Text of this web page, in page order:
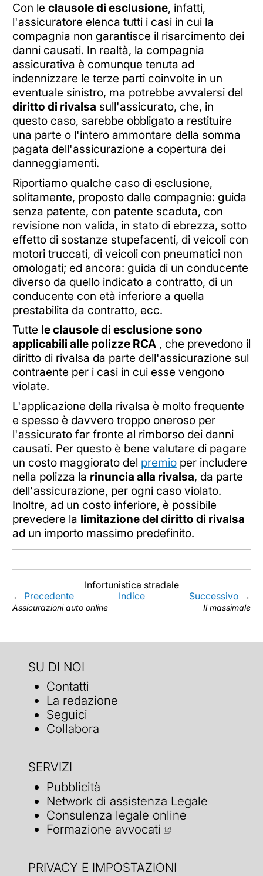
Con le clausole di esclusione, infatti,
l'assicuratore elenca tutti i casi in cui la
compagnia non garantisce il risarcimento dei
danni causati. In realtà, la compagnia
assicurativa è comunque tenuta ad
indennizzare le terze parti coinvolte in un
eventuale sinistro, ma potrebbe avvalersi del
diritto di rivalsa sull'assicurato, che, in
questo caso, sarebbe obbligato a restituire
una parte o l'intero ammontare della somma
pagata dell'assicurazione a copertura dei
danneggiamenti.
Riportiamo qualche caso di esclusione,
solitamente, proposto dalle compagnie: guida
senza patente, con patente scaduta, con
revisione non valida, in stato di ebrezza, sotto
effetto di sostanze stupefacenti, di veicoli con
motori truccati, di veicoli con pneumatici non
omologati; ed ancora: guida di un conducente
diverso da quello indicato a contratto, di un
conducente con età inferiore a quella
prestabilita da contratto, ecc.
Tutte le clausole di esclusione sono
applicabili alle polizze RCA, che prevedono il
diritto di rivalsa da parte dell'assicurazione sul
contraente per i casi in cui esse vengono
violate.
L'applicazione della rivalsa è molto frequente
e spesso è davvero troppo oneroso per
l'assicurato far fronte al rimborso dei danni
causati. Per questo è bene valutare di pagare
un costo maggiorato del premioper includere
nella polizza la rinuncia alla rivalsa, da parte
dell'assicurazione, per ogni caso violato.
Inoltre, ad un costo inferiore, è possibile
prevedere la limitazione del diritto di rivalsa
ad un importo massimo predefinito.
Infortunistica stradale
← Precedente
Assicurazioni auto online
Indice Successivo →
Il massimale
SU DI NOI
Contatti
La redazione
Seguici
Collabora
SERVIZI
Pubblicità
Network di assistenza Legale
Consulenza legale online
Formazione avvocati
PRIVACY E IMPOSTAZIONI